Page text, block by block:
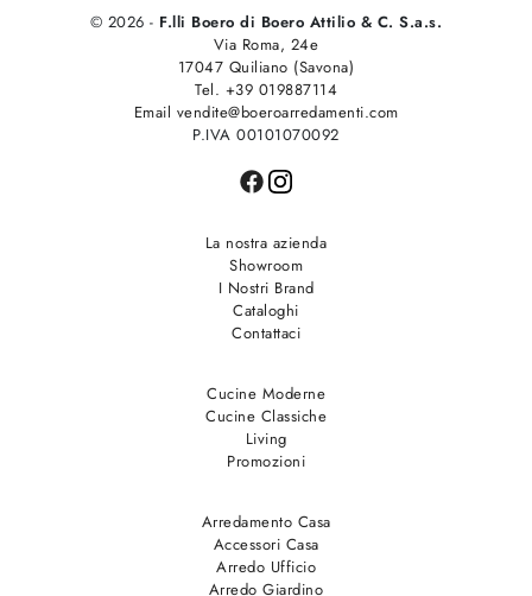
© 2026 - F.lli Boero di Boero Attilio & C. S.a.s.
Via Roma, 24e
17047 Quiliano (Savona)
Tel. +39 019887114
Email vendite@boeroarredamenti.com
P.IVA 00101070092
La nostra azienda
Showroom
I Nostri Brand
Cataloghi
Contattaci
Cucine Moderne
Cucine Classiche
Living
Promozioni
Arredamento Casa
Accessori Casa
Arredo Ufficio
Arredo Giardino